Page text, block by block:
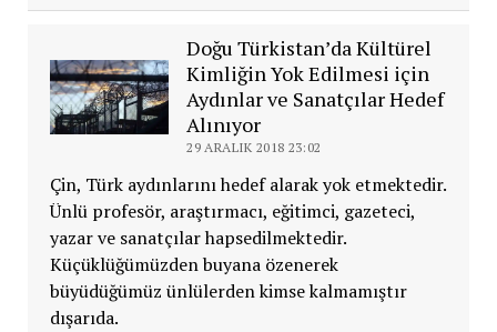
Doğu Türkistan’da Kültürel
Kimliğin Yok Edilmesi için
Aydınlar ve Sanatçılar Hedef
Alınıyor
29 ARALIK 2018 23:02
Çin, Türk aydınlarını hedef alarak yok etmektedir.
Ünlü profesör, araştırmacı, eğitimci, gazeteci,
yazar ve sanatçılar hapsedilmektedir.
Küçüklüğümüzden buyana özenerek
büyüdüğümüz ünlülerden kimse kalmamıştır
dışarıda.